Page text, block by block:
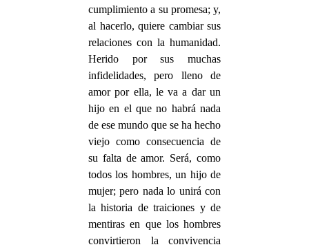
cumplimiento a su promesa; y,
al hacerlo, quiere cambiar sus
relaciones con la humanidad.
Herido por sus muchas
infidelidades, pero lleno de
amor por ella, le va a dar un
hijo en el que no habrá nada
de ese mundo que se ha hecho
viejo como consecuencia de
su falta de amor. Será, como
todos los hombres, un hijo de
mujer; pero nada lo unirá con
la historia de traiciones y de
mentiras en que los hombres
convirtieron la convivencia